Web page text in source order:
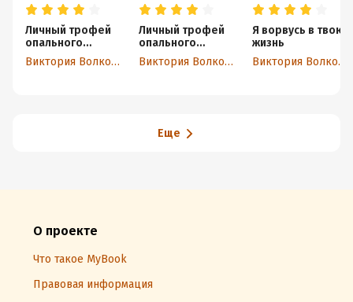
Личный трофей
опального
генерала. Часть
2
Виктория Волкова
Личный трофей
опального
генерала. Часть
1
Виктория Волкова
Я ворвусь в твою
жизнь
Виктория Волкова
Еще
О проекте
Что такое MyBook
Правовая информация